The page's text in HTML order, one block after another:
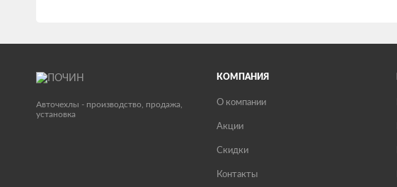
Авточехлы - производство, продажа,
установка
КОМПАНИЯ
О компании
Акции
Скидки
Контакты